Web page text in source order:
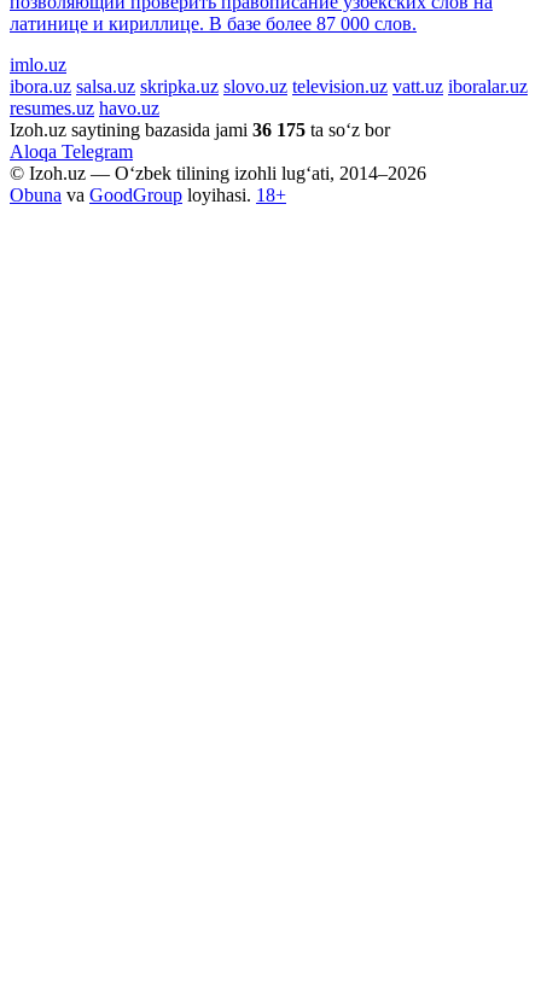
латинице и кириллице. В базе более 87 000 слов.
imlo.uz
ibora.uz salsa.uz skripka.uz slovo.uz television.uz vatt.uz iboralar.uz
resumes.uz havo.uz
Izoh.uz saytining bazasida jami 36 175 ta so‘z bor
Aloqa Telegram
© Izoh.uz — O‘zbek tilining izohli lug‘ati, 2014–2026
Obuna va GoodGroup loyihasi. 18+